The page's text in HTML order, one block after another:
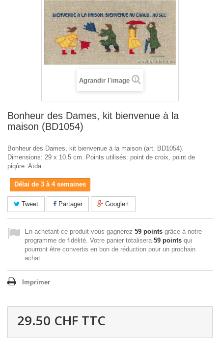
Agrandir l'image
Bonheur des Dames, kit bienvenue à la
maison (BD1054)
Bonheur des Dames, kit bienvenue à la maison (art. BD1054).
Dimensions: 29 x 10.5 cm. Points utilisés: point de croix, point de
piqûre. Aïda.
Délai de 3 à 4 semaines
Tweet Partager Google+
En achetant ce produit vous gagnerez 59 points grâce à notre
programme de fidélité. Votre panier totalisera 59 points qui
pourront être convertis en bon de réduction pour un prochain
achat.
Imprimer
29.50 CHF TTC